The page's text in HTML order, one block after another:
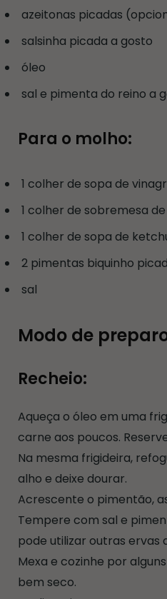
azeitonas picadas
salsinha picada a gosto
óleo
sal e pimenta do reino a
Para o molho:
1 colher de sopa de
1 colher de sobremesa
1 colher de sopa de
2 pimentas biquinho
sal
Modo de
Recheio:
Aqueça o óleo em uma
carne aos poucos.
Na mesma frigideira,
alho e deixe dourar.
Acrescente o pimentão,
Tempere com sal e
pode utilizar outras ervas
Mexa e cozinhe por
bem seco.